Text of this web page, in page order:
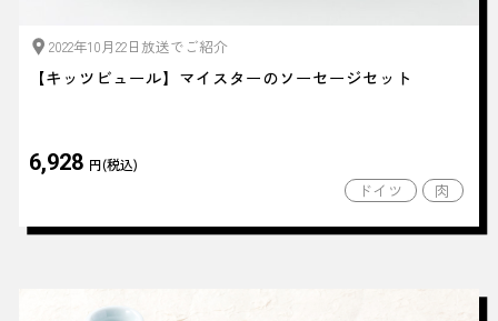
2022年10月22日放送でご紹介
【キッツビュール】マイスターのソーセージセット
6,928 円(税込)
ドイツ 肉